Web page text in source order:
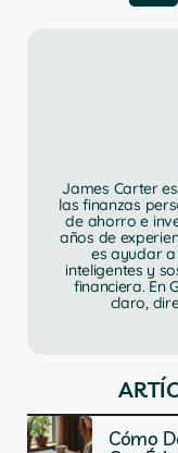
James Carter
las finanzas
de ahorro e
años de
es ayudar
inteligentes y
financiera. En
claro,
Cómo